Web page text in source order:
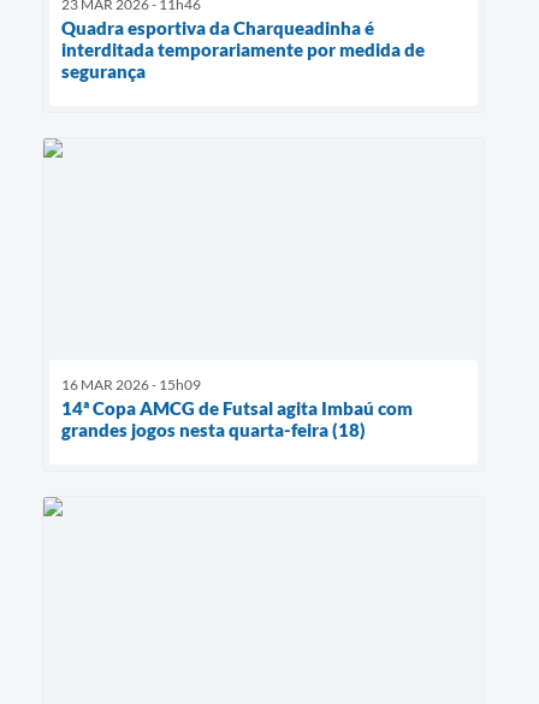
23 MAR 2026 - 11h46
Quadra esportiva da Charqueadinha é
interditada temporariamente por medida de
segurança
16 MAR 2026 - 15h09
14ª Copa AMCG de Futsal agita Imbaú com
grandes jogos nesta quarta-feira (18)